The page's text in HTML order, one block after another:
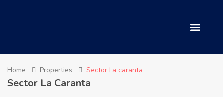
Home Properties Sector La caranta
Sector La Caranta